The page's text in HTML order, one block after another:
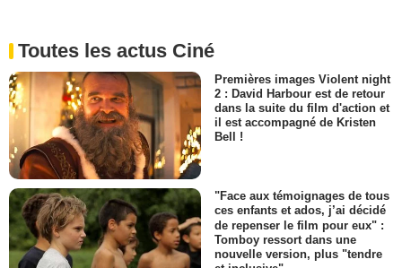
Toutes les actus Ciné
Premières images Violent night
2 : David Harbour est de retour
dans la suite du film d'action et
il est accompagné de Kristen
Bell !
"Face aux témoignages de tous
ces enfants et ados, j’ai décidé
de repenser le film pour eux" :
Tomboy ressort dans une
nouvelle version, plus "tendre